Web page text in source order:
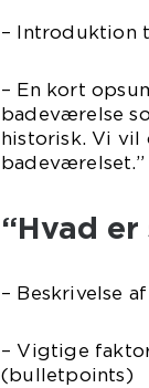
– Introduktion
– En kort
badeværelse
historisk. Vi vil
badeværelset.”
“Hvad
– Beskrivelse
– Vigtige
(bulletpoints)